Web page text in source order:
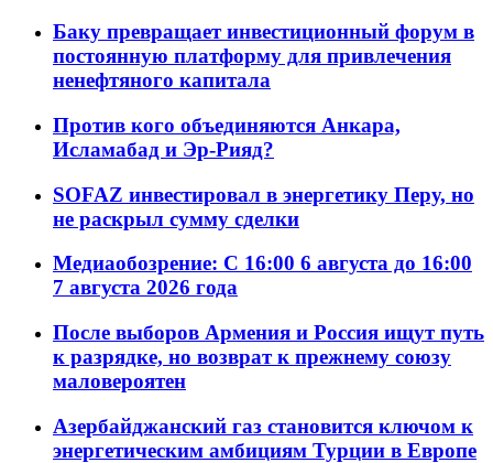
Баку превращает инвестиционный форум в
постоянную платформу для привлечения
ненефтяного капитала
Против кого объединяются Анкара,
Исламабад и Эр-Рияд?
SOFAZ инвестировал в энергетику Перу, но
не раскрыл сумму сделки
Медиаобозрение: С 16:00 6 августа до 16:00
7 августа 2026 года
После выборов Армения и Россия ищут путь
к разрядке, но возврат к прежнему союзу
маловероятен
Азербайджанский газ становится ключом к
энергетическим амбициям Турции в Европе